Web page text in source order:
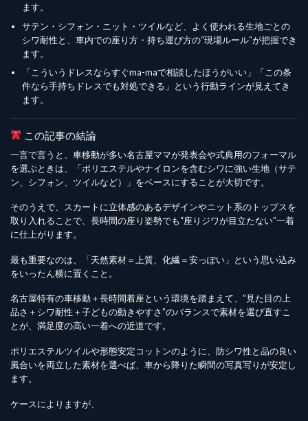
ます。
サテン・シフォン・ニット・ツイルなど、よく使われる生地ごとの
シワ耐性と、車内での座り方・持ち運び方の“現場ルール”が把握でき
ます。
「こういうドレスならすぐma-maで相談したほうがいい」「この条
件なら手持ちドレスでも対処できる」という行動ラインが見えてき
ます。
この記事の結論
一言で言うと、車移動が多い名古屋ママが発表会や式典用のフォーマル
を選ぶときは、「ポリエステルやナイロンを含むシワに強い生地（サテ
ン、シフォン、ツイルなど）」をベースにすることが大切です。
そのうえで、スカートに立体感のあるデザインやニット系のトップスを
取り入れることで、長時間の座り姿勢でも“座りジワが目立たない”一着
に仕上がります。
最も重要なのは、「天然素材＝上質、化繊＝安っぽい」という思い込み
をいったん横に置くこと。
名古屋特有の車移動＋長時間着座という環境を踏まえて、“見た目の上
品さ＋シワ耐性＋子どもの動きやすさ”のバランスで素材を選び直すこ
とが、満足度の高い一着への近道です。
ポリエステルツイルや形態安定コットンのように、防シワ性と品の良い
風合いを両立した素材を選べば、車から降りた瞬間の写真写りが安定し
ます。
ケースによりますが、